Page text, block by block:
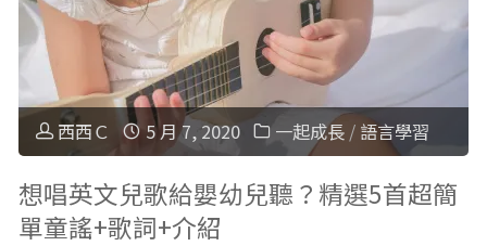
道
兒
童
線
緒
繪
本
：
千
西西Ｃ 5 月 7, 2020 一起成長 / 語言學習
想唱英文兒歌給嬰幼兒聽？精選5首超簡
單童謠+歌詞+介紹